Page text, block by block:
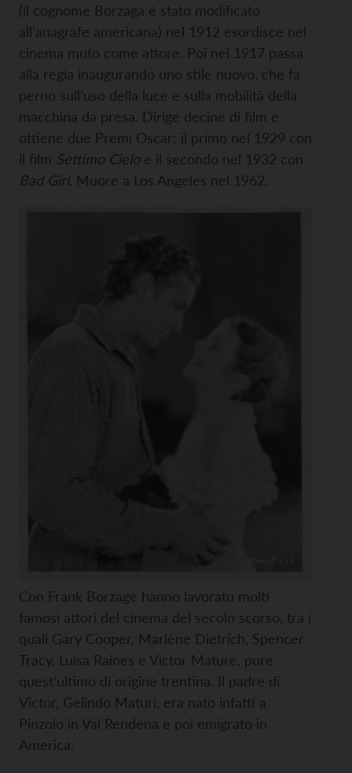
(il cognome Borzaga è stato modificato
all’anagrafe americana) nel 1912 esordisce nel
cinema muto come attore. Poi nel 1917 passa
alla regia inaugurando uno stile nuovo, che fa
perno sull’uso della luce e sulla mobilità della
macchina da presa. Dirige decine di film e
ottiene due Premi Oscar: il primo nel 1929 con
il film Settimo Cielo e il secondo nel 1932 con
Bad Girl. Muore a Los Angeles nel 1962.
Con Frank Borzage hanno lavorato molti
famosi attori del cinema del secolo scorso, tra i
quali Gary Cooper, Marlène Dietrich, Spencer
Tracy, Luisa Raines e Victor Mature, pure
quest’ultimo di origine trentina. Il padre di
Victor, Gelindo Maturi, era nato infatti a
Pinzolo in Val Rendena e poi emigrato in
America.